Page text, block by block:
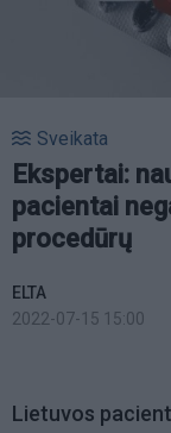
Sveikata
Ekspertai:
pacientai
procedūrų
ELTA
2022-07-15 15:00
Lietuvos